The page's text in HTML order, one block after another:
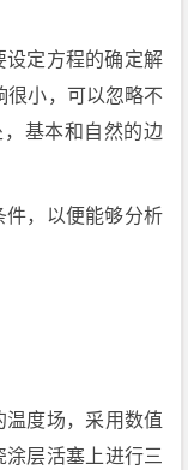
设定方程的确定解
很小，可以忽略不
基本和自然的边
件，以便能够分析
度场，采用数值
层活塞上进行三